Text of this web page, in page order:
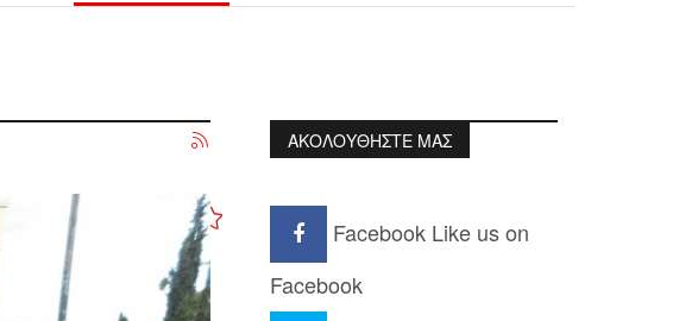
ΑΚΟΛΟΥΘΗΣΤΕ ΜΑΣ
Facebook Like us on
Facebook